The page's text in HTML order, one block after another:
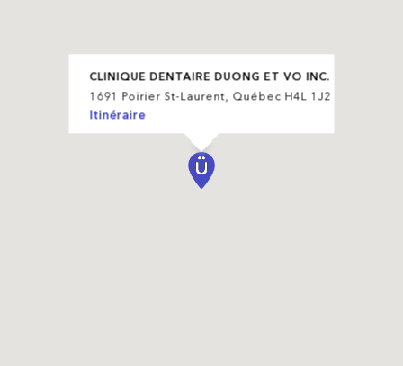
CLINIQUE DENTAIRE DUONG ET VO INC.
1691 Poirier St-Laurent, Québec H4L 1J2
Itinéraire